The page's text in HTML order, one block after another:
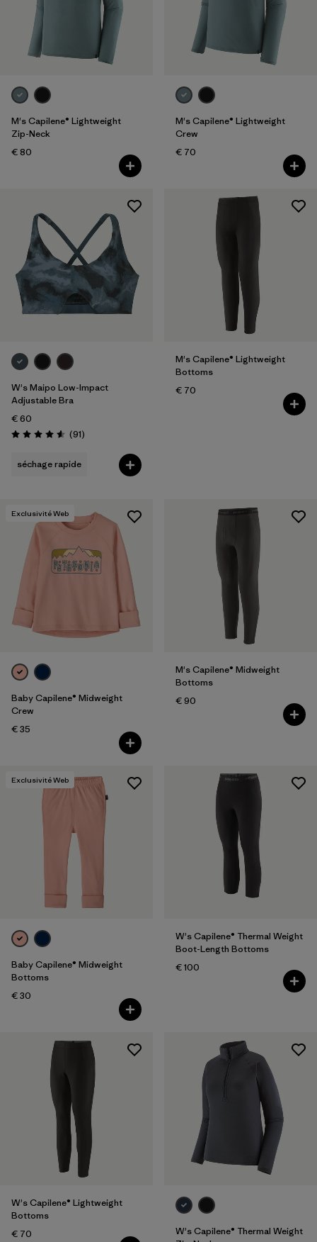
Filtrer par
Enfant
M's Capilene® Lightweight
Zip-Neck
€ 80
M's Capilene® Lightweight
Crew
€ 70
W's Maipo Low-Impact
Adjustable Bra
€ 60
Évaluation: 4.6 / 5
(91Avis
)
séchage rapide
M's Capilene® Lightweight
Bottoms
€ 70
Exclusivité Web
Baby Capilene® Midweight
Crew
€ 35
M's Capilene® Midweight
Bottoms
€ 90
Exclusivité Web
Baby Capilene® Midweight
Bottoms
€ 30
W's Capilene® Thermal Weight
Boot-Length Bottoms
€ 100
W's Capilene® Lightweight
Bottoms
€ 70
W's Capilene® Thermal Weight